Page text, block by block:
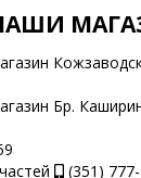
Бр.
(351)